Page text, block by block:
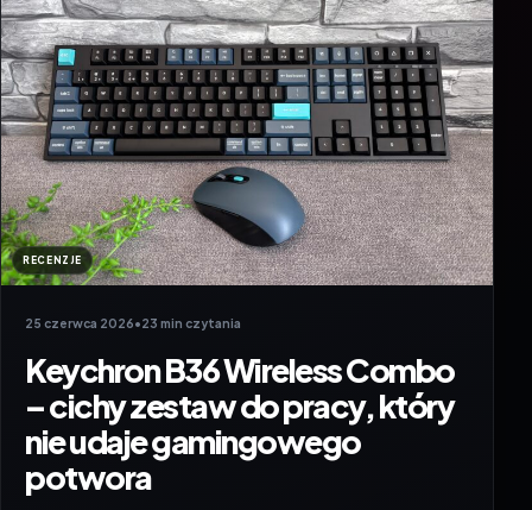
RECENZJE
25 czerwca 2026•23 min czytania
Keychron B36 Wireless Combo
– cichy zestaw do pracy, który
nie udaje gamingowego
potwora